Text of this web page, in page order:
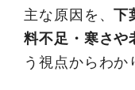
主な原因を、下
料不足・寒さや
う視点からわか